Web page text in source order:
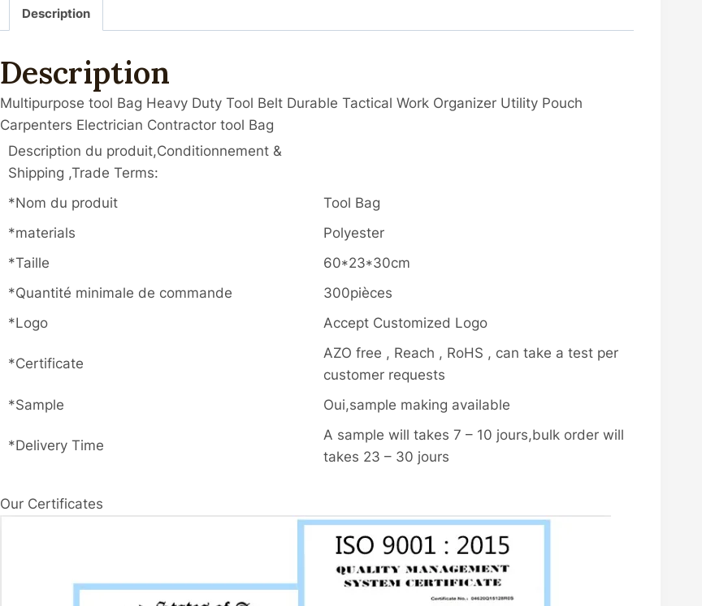
Description
Description
Multipurpose tool Bag Heavy Duty Tool Belt Durable Tactical Work Organizer Utility Pouch
Carpenters Electrician Contractor tool Bag
Description du produit,Conditionnement &
Shipping ,Trade Terms:
*Nom du produit
Tool Bag
*materials
Polyester
*Taille
60*23*30cm
*Quantité minimale de commande
300pièces
*Logo
Accept Customized Logo
*Certificate
AZO free , Reach , RoHS , can take a test per
customer requests
*Sample
Oui,sample making available
*Delivery Time
A sample will takes 7 – 10 jours,bulk order will
takes 23 – 30 jours
Our Certificates